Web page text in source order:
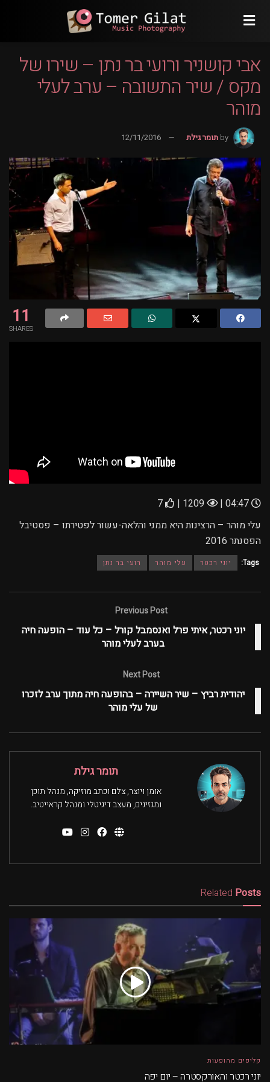
אבי קושניר ורועי בר נתן – שירו של
מקס / שיר התשובה – ערב לעלי
מוהר
by תומר גילת 12/11/2016
11
SHARES
עלי מוהר – הרצינות היא ממני והלאה-עשור לפטירתו – פסטיבל
הפסנתר 2016
Tags: יוני רכטר עלי מוהר רועי בר נתן
Previous Post
יוני רכטר, איתי פרל ואנסמבל קורל – כל עוד – הופעה חיה
בערב לעלי מוהר
Next Post
יהודית רביץ – שיר השיירה – בהופעה חיה מתוך ערב לזכרו
של עלי מוהר
תומר גילת
אומן ויוצר, צלם וכתב מוזיקה, מנהל תוכן
ומגזינים, מעצב דיגיטלי ומנהל קראייטיב.
Related Posts
קליפים מהופעות
יוני רכטר והאורקסטרה – יום יפה